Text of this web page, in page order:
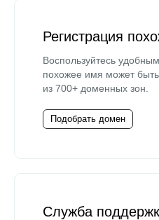
Регистрация
Воспользуйтесь
похожее имя может
из 700+ доменных зон.
Подобрать домен
Служба